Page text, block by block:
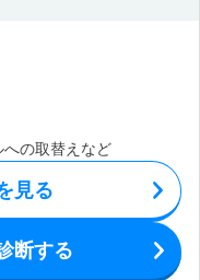
の取替えなど
見る
断する